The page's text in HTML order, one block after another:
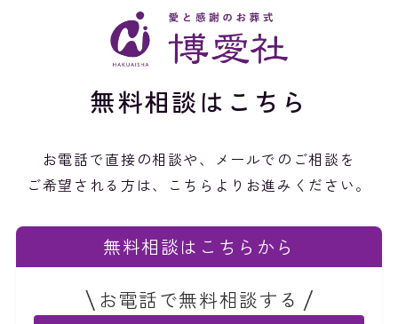
無料相談はこちら
お電話で直接の相談や、メールでのご相談を
ご希望される方は、こちらよりお進みください。
無料相談はこちらから
お電話で無料相談する